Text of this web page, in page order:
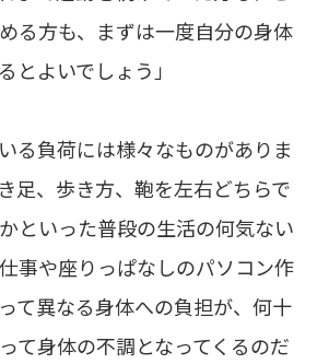
る方も、まずは一度自分の身体
とよいでしょう」
る負荷には様々なものがありま
足、歩き方、鞄を左右どちらで
といった普段の生活の何気ない
事や座りっぱなしのパソコン作
て異なる身体への負担が、何十
て身体の不調となってくるのだ